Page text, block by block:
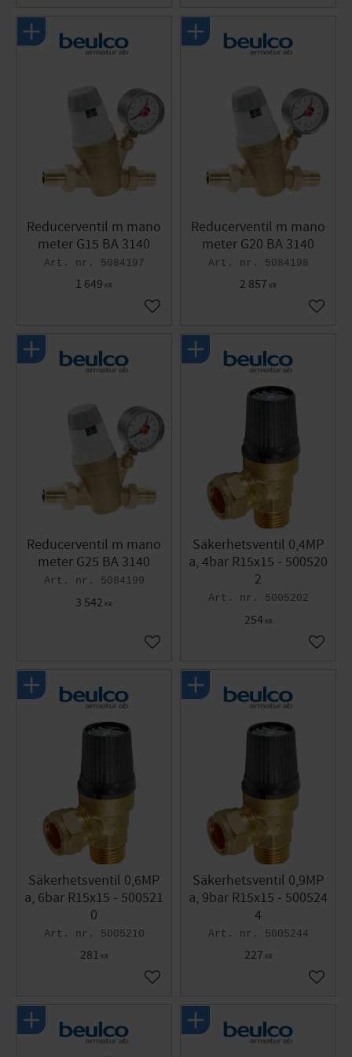
Reducerventil m mano
meter G15 BA 3140
5084197
1 649 KR
Lägg till i favoriter
Reducerventil m mano
meter G20 BA 3140
5084198
2 857 KR
Lägg
Reducerventil m mano
meter G25 BA 3140
5084199
3 542 KR
Lägg till i favoriter
Säkerhetsventil 0,4MP
a, 4bar R15x15 - 500520
2
5005202
254KR
Lägg
Säkerhetsventil 0,6MP
a, 6bar R15x15 - 500521
0
5005210
281 KR
Lägg till i favoriter
Säkerhetsventil 0,9MP
a, 9bar R15x15 - 500524
4
5005244
227 KR
Lägg